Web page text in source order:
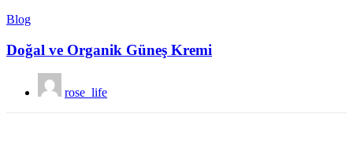
Blog
Doğal ve Organik Güneş Kremi
rose_life